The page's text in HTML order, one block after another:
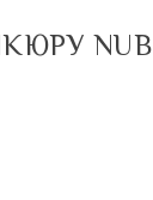
NUB